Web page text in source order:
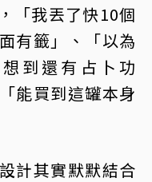
「我丟了快10個
有籤」、「以為
到還有占卜功
能買到這罐本身
計其實默默結合